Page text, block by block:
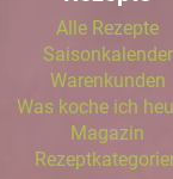
Alle Rezepte
Saisonkalender
Warenkunden
Was koche ich
Magazin